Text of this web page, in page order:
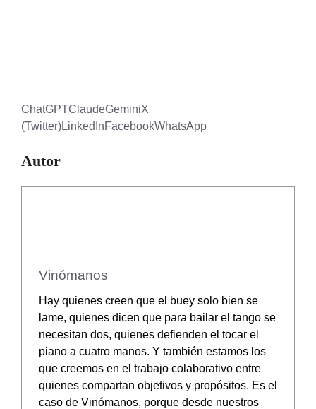
ChatGPTClaudeGeminiX
(Twitter)LinkedInFacebookWhatsApp
Autor
Vinómanos
Hay quienes creen que el buey solo bien se
lame, quienes dicen que para bailar el tango se
necesitan dos, quienes defienden el tocar el
piano a cuatro manos. Y también estamos los
que creemos en el trabajo colaborativo entre
quienes compartan objetivos y propósitos. Es el
caso de Vinómanos, porque desde nuestros